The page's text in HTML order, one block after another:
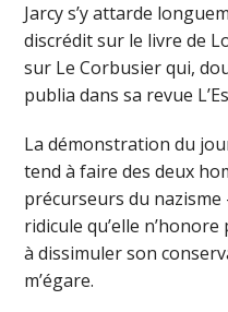
Jarcy s’y attarde
discrédit sur le livre de
sur Le Corbusier qui,
publia dans sa revue
La démonstration du
tend à faire des deux
précurseurs du
ridicule qu’elle
à dissimuler son
m’égare.